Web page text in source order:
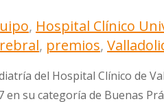
, Hospital Clínico
, premios,
del Hospital Clínico de
en su categoría de Buenas